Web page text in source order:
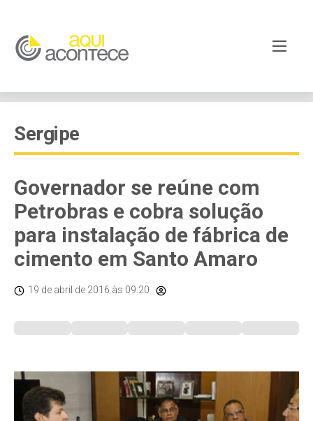
Sergipe
Governador se reúne com
Petrobras e cobra solução
para instalação de fábrica de
cimento em Santo Amaro
19 de abril de 2016 às 09:20